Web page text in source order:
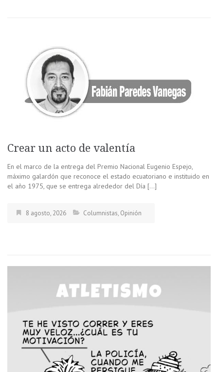
Crear un acto de valentía
En el marco de la entrega del Premio Nacional Eugenio Espejo,
máximo galardón que reconoce el estado ecuatoriano e instituido en
el año 1975, que se entrega alrededor del Día […]
8 agosto, 2026 Columnistas, Opinión